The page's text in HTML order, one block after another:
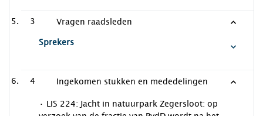
3
Vragen raadsleden
Sprekers
4
Ingekomen stukken en mededelingen
· LIS 224: Jacht in natuurpark Zegersloot: op